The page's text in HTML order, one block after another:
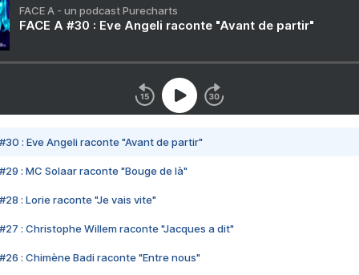
FACE A - un podcast Purecharts
FACE A #30 : Eve Angeli raconte "Avant de partir"
#30 : Eve Angeli raconte "Avant de partir"
#29 : MC Solaar raconte "Bouge de là"
#28 : Lorie raconte "Je vais vite"
#27 : Christophe Willem raconte "Jacques a dit"
#26 : Chimène Badi raconte "Entre nous"